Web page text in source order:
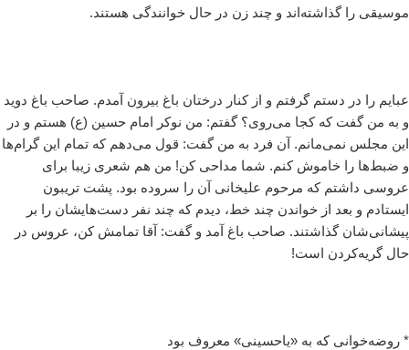
موسیقی را گذاشته‌اند و چند زن در حال خوانندگی هستند.
عبایم را در دستم گرفتم و از کنار درختان باغ بیرون آمدم. صاحب باغ دوید
و به من گفت که کجا می‌روی؟ گفتم: من نوکر امام حسین (ع) هستم و در
این مجلس نمی‌مانم. آن فرد به من گفت: قول می‌دهم که تمام این گرام‌ها
و ضبط‌ها را خاموش کنم. شما مداحی کن! من هم شعری زیبا برای
عروسی داشتم که مرحوم علیخانی آن را سروده بود. پشت تریبون
ایستادم و بعد از خواندن چند خط، دیدم که چند نفر دست‌هایشان را بر
پیشانی‌شان گذاشتند. صاحب باغ آمد و گفت: آقا تمامش کن، عروس در
حال گریه‌کردن است!
* روضه‌خوانی که به «یاحسینی» معروف بود